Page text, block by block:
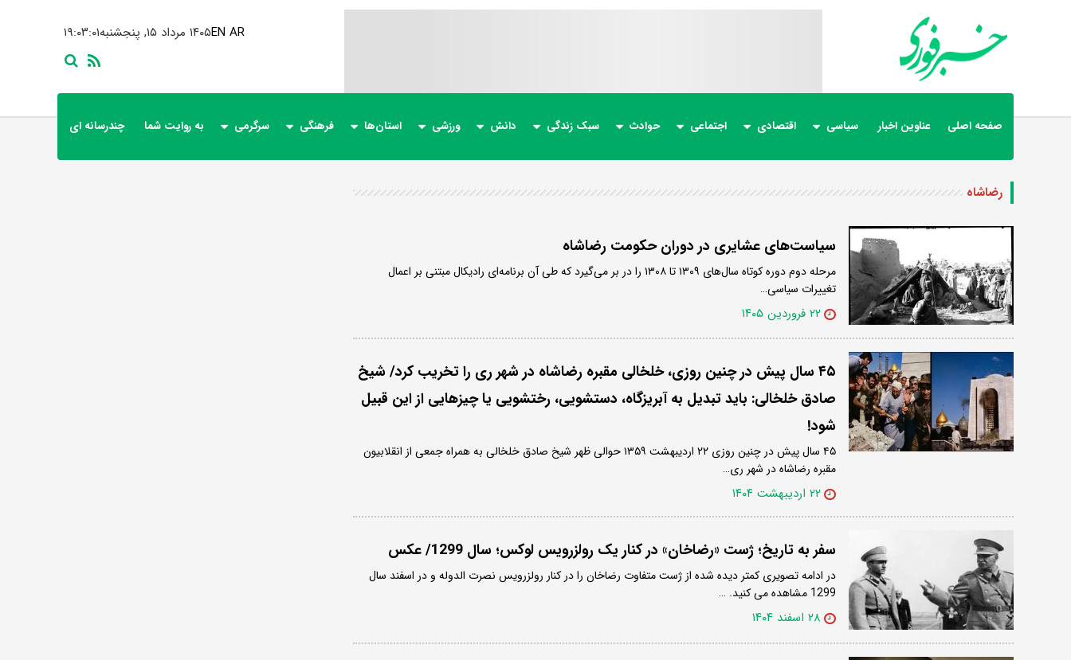
۱۹:۰۳:۰۲ ۱۴۰۵ مرداد ۱۵, پنجشنبهEN AR
صفحه اصلی عناوین اخبار سیاسی اقتصادی اجتماعی حوادث سبک زندگی دانش ورزشی استان‌ها فرهنگی سرگرمی به روایت شما چندرسانه ای
رضاشاه
سیاست‌های عشایری در دوران حکومت رضاشاه
مرحله دوم دوره کوتاه سال‌های ۱۳۰۹ تا ۱۳۰۸ را در بر می‌گیرد که طی آن ‌برنامه‌ای رادیکال مبتنی بر اعمال
تغییرات سیاسی…
۲۲ فروردین ۱۴۰۵
۴۵ سال پیش در چنین روزی، خلخالی مقبره رضاشاه در شهر ری را تخریب کرد/ شیخ
صادق خلخالی: باید تبدیل به آبریزگاه، دستشویی، رختشویی یا چیز‌هایی از این قبیل
شود!
۴۵ سال پیش در چنین روزی ۲۲ اردیبهشت ۱۳۵۹ حوالی ظهر شیخ صادق خلخالی به همراه جمعی از انقلابیون
مقبره رضاشاه در شهر ری…
۲۲ اردیبهشت ۱۴۰۴
سفر به تاریخ؛ ژست «رضاخان» در کنار یک رولزرویس لوکس؛ سال 1299/ عکس
در ادامه تصویری کمتر دیده شده از ژست متفاوت رضاخان را در کنار رولزرویس نصرت الدوله و در اسفند سال
1299 مشاهده می کنید. …
۲۸ اسفند ۱۴۰۴